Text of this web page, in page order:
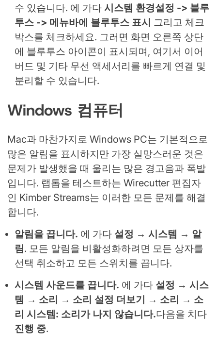
수 있습니다. 에 가다 시스템 환경설정 -> 블루
투스 -> 메뉴바에 블루투스 표시 그리고 체크
박스를 체크하세요. 그러면 화면 오른쪽 상단
에 블루투스 아이콘이 표시되며, 여기서 이어
버드 및 기타 무선 액세서리를 빠르게 연결 및
분리할 수 있습니다.
Windows 컴퓨터
Mac과 마찬가지로 Windows PC는 기본적으로
많은 알림을 표시하지만 가장 실망스러운 것은
문제가 발생했을 때 울리는 많은 경고음과 폭발
입니다. 랩톱을 테스트하는 Wirecutter 편집자
인 Kimber Streams는 이러한 모든 문제를 해결
합니다.
알림을 끕니다. 에 가다 설정 → 시스템 → 알
림. 모든 알림을 비활성화하려면 모든 상자를
선택 취소하고 모든 스위치를 끕니다.
시스템 사운드를 끕니다. 에 가다 설정 → 시스
템 → 소리 → 소리 설정 더보기 → 소리 → 소
리 시스템: 소리가 나지 않습니다.다음을 치다
진행 중.